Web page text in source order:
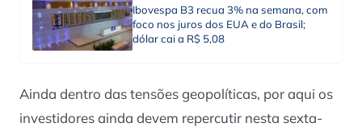
Ibovespa B3 recua 3% na semana, com
foco nos juros dos EUA e do Brasil;
dólar cai a R$ 5,08
Ainda dentro das tensões geopolíticas, por aqui os
investidores ainda devem repercutir nesta sexta-